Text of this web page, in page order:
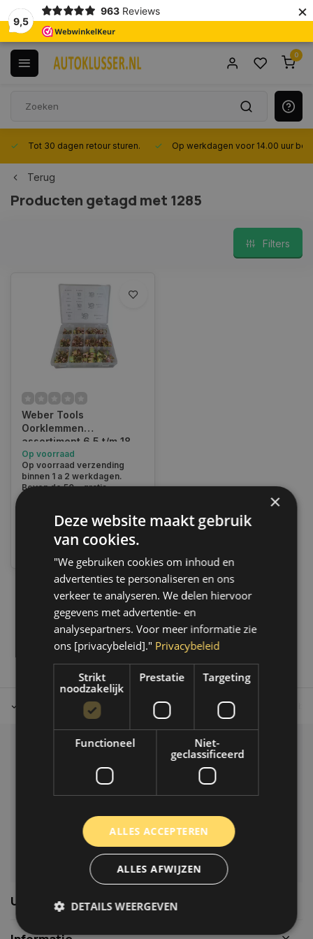
9,5
963 Reviews ×
0
Tot 30 dagen retour sturen. Op werkdagen voor 14.00 uur
Terug
Producten getagd met 1285
Filters
Weber Tools
Oorklemmen
assortiment 6,5 t/m 18
mm FD-1285
Op voorraad
Op voorraad verzending
binnen 1 a 2 werkdagen.
Boven de 50,- gratis
Tot 30 dagen retour sturen. Op werkdagen voor 14.00 uur
Veelgestelde vragen
06-39119169
Usefull links
×
Deze website maakt gebruik
van cookies.
"We gebruiken cookies om inhoud en
advertenties te personaliseren en ons
verkeer te analyseren. We delen hiervoor
gegevens met advertentie- en
analysepartners. Voor meer informatie zie
ons [privacybeleid]." Privacybeleid
Strikt
noodzakelijk
Prestatie Targeting
Functioneel
Niet-
geclassificeerd
ALLES ACCEPTEREN
ALLES AFWIJZEN
DETAILS WEERGEVEN